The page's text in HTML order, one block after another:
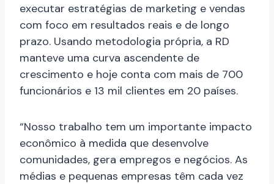
executar estratégias de marketing e vendas
com foco em resultados reais e de longo
prazo. Usando metodologia própria, a RD
manteve uma curva ascendente de
crescimento e hoje conta com mais de 700
funcionários e 13 mil clientes em 20 países.
“Nosso trabalho tem um importante impacto
econômico à medida que desenvolve
comunidades, gera empregos e negócios. As
médias e pequenas empresas têm cada vez